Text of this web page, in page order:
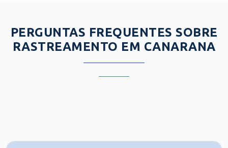
PERGUNTAS FREQUENTES SOBRE
RASTREAMENTO EM CANARANA